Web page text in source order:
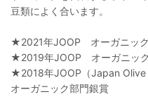
豆類によく合います。
★2021年JOOP オーガニッ
★2019年JOOP オーガニッ
★2018年JOOP（Japan
オーガニック部門銀賞